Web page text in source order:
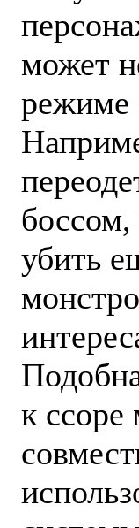
может
режиме
боссом,
убить
к